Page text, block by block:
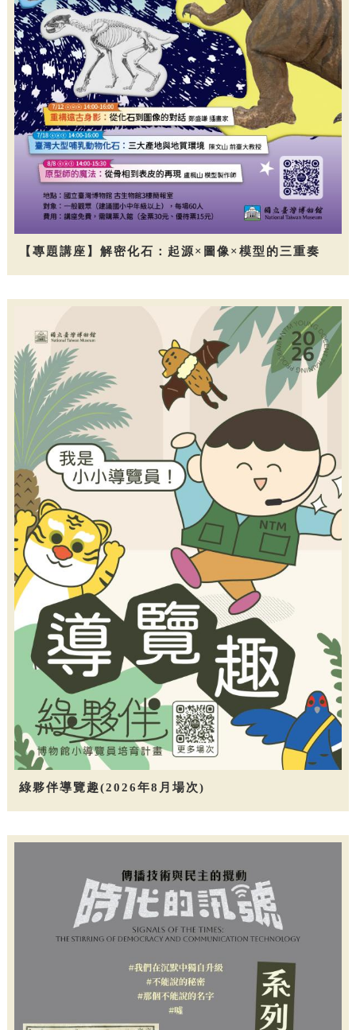
【專題講座】解密化石：起源×圖像×模型的三重奏
綠夥伴導覽趣(2026年8月場次)